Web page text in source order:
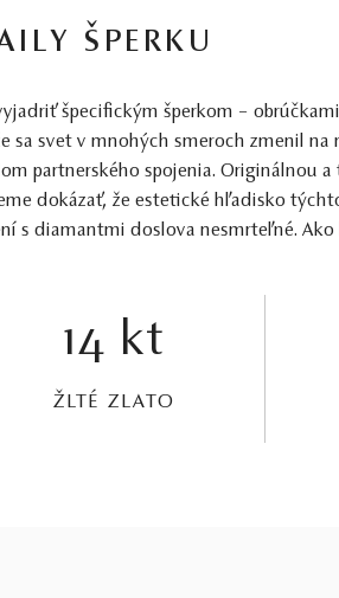
ŠPERKU
špecifickým šperkom –
sa svet v mnohých smeroch zmenil na
partnerského spojenia. Originálnou
dokázať, že estetické hľadisko
s diamantmi doslova nesmrteľné. Ako
14 kt
ŽLTÉ ZLATO